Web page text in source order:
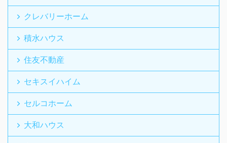
クレバリーホーム
積水ハウス
住友不動産
セキスイハイム
セルコホーム
大和ハウス